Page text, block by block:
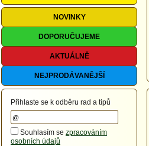
NOVINKY
DOPORUČUJEME
AKTUÁLNĚ
NEJPRODÁVANĚJŠÍ
Přihlaste se k odběru rad a tipů
Souhlasím se zpracováním
osobních údajů